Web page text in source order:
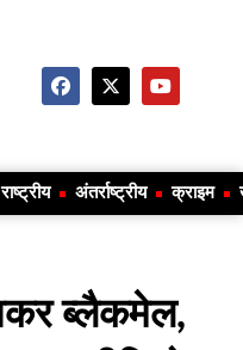
राष्ट्रीय अंतर्राष्ट्रीय क्राइम
ब्लैकमेल,